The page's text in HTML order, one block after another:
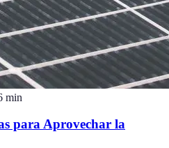
min
para Aprovechar la